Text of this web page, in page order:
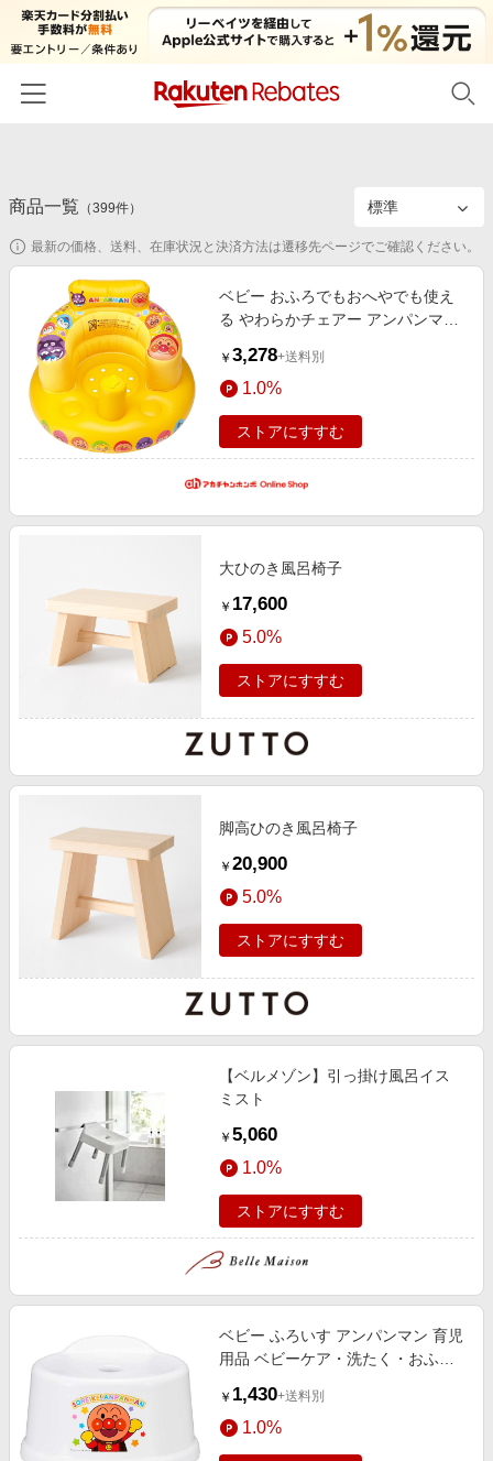
カテゴリー一覧
百貨店・総合ECモール
ファッション・インナー・小物
食品・スイーツ・お酒
日用品・キッチン用品
コスメ・健康・医薬品
キッズ・ベビー用品
ペット・花・DIY・車
旅行・レジャー・ホテル予約
金融・マネー・保険
イベント一覧
リーベイツ注目ストア
初回購入者限定特典
対象ストア新規限定特典
新着ストアのご紹介
電子書籍特集
楽天サービス特集
わくわく夏特集
とことん買い物チャレンジ
Apple公式サイト×楽天カード分割払い
Samsung ボーナスキャンペーン
週末の高還元 夏の長期版
ヘルプ
友達紹介
楽天IDでログイン/会員登録
商品一覧 （399件）
最新の価格、送料、在庫状況と決済方法は遷移先ページでご確認ください。
ベビー おふろでもおへやでも使え
る やわらかチェアー アンパンマン
ふろ用品 おふろグッズ
￥ 3,278+送料別
1.0%
ストアにすすむ
大ひのき風呂椅子
￥ 17,600
5.0%
ストアにすすむ
脚高ひのき風呂椅子
￥ 20,900
5.0%
ストアにすすむ
【ベルメゾン】引っ掛け風呂イス
ミスト
￥ 5,060
1.0%
ストアにすすむ
ベビー ふろいす アンパンマン 育児
用品 ベビーケア・洗たく・おふろ
￥ 1,430+送料別
1.0%